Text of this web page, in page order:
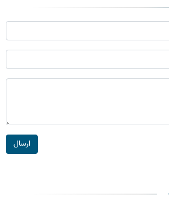
ارسال